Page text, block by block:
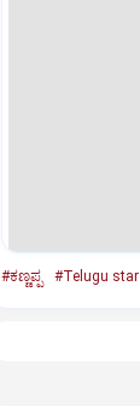
#ಕಣ್ಣಪ್ಪ #Telugu star